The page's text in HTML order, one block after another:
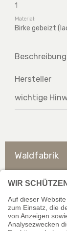
1
Material:
Birke gebeizt
Beschreibung
Hersteller
wichtige
Waldfabrik
So
Rechtliches